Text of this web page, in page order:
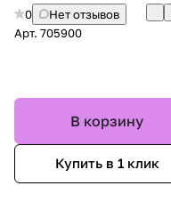
0
Нет отзывов
Арт. 705900
В корзину
Купить в 1 клик